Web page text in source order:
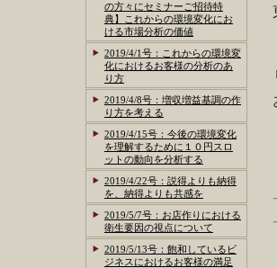
の方々にセミナーご招待特
典】これからの環境変化にお
ける市場分析の価値
2019/4/1号：これからの環境変
化におけるお客様の分析のあ
り方
2019/4/8号：増収増益基調の作
り方を考える
2019/4/15号：今後の環境変化
を理解するために１０円スロ
ットの動向を分析する
2019/4/22号：説得よりも納得
を、納得よりも共感を
2019/5/7号：お店作りにおける
衛生要因の視点について
2019/5/13号：飽和しているビ
ジネスにおけるお客様の満足